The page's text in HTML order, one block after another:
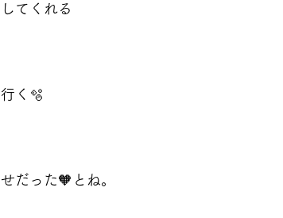
てくれる
く🫧
だった🧡とね。